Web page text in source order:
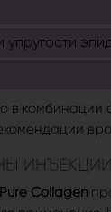
упругости
комбинации
Collagen